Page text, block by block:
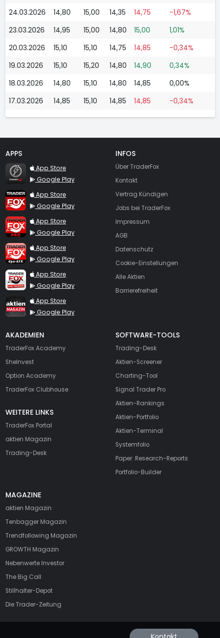
24.03.2026
14,80 15,00 14,35 14,75
-1,67%
23.03.2026
14,95 15,00 14,80 15,00
1,01%
20.03.2026
15,10 15,10 14,75 14,85
-0,34%
19.03.2026
15,10 15,20 14,80 14,90
0,34%
18.03.2026
14,80 15,10 14,80 14,85
0,00%
17.03.2026
14,85 15,10 14,85 14,85 -0,34%
APPS
TraderFox Flash
App Store
Google Play
TraderFox App
App Store
Google Play
TraderFox Pro
App Store
Google Play
TraderFox dpa-AFX ProFeed
App Store
Google Play
TraderFox Live Trading
App Store
Google Play
TraderFox aktien Magazin
App Store
Google Play
INFOS
Über TraderFox
Kontakt
Vertrag Kündigen
Jobs bei TraderFox
Impressum
AGB
Datenschutz
Cookie-Einstellungen
Alle Aktien
Barrierefreiheit
AKADEMIEN
TraderFox Academy
SheInvest
Option Academy
TraderFox Clubhouse
WEITERE LINKS
TraderFox Portal
aktien Magazin
Trading-Desk
SOFTWARE-TOOLS
Trading-Desk
Aktien-Screener
Charting-Tool
Signal Trader Pro
Aktien-Rankings
Aktien-Portfolio
Aktien-Terminal
Systemfolio
Paper: Research-Reports
Portfolio-Builder
MAGAZINE
aktien Magazin
Tenbagger Magazin
Trendfollowing Magazin
GROWTH Magazin
Nebenwerte Investor
The Big Call
Stillhalter-Depot
Die Trader-Zeitung